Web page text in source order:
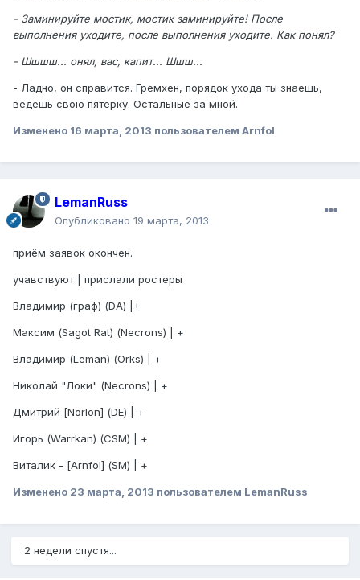
- Заминируйте мостик, мостик заминируйте! После
выполнения уходите, после выполнения уходите. Как понял?
- Шшшш... онял, вас, капит... Шшш...
- Ладно, он справится. Гремхен, порядок ухода ты знаешь,
ведешь свою пятёрку. Остальные за мной.
Изменено 16 марта, 2013 пользователем Arnfol
LemanRuss
Опубликовано 19 марта, 2013
приём заявок окончен.
учавствуют | прислали ростеры
Владимир (граф) (DA) |+
Максим (Sagot Rat) (Necrons) | +
Владимир (Leman) (Orks) | +
Николай "Локи" (Necrons) | +
Дмитрий [Norlon] (DE) | +
Игорь (Warrkan) (CSM) | +
Виталик - [Arnfol] (SM) | +
Изменено 23 марта, 2013 пользователем LemanRuss
2 недели спустя...